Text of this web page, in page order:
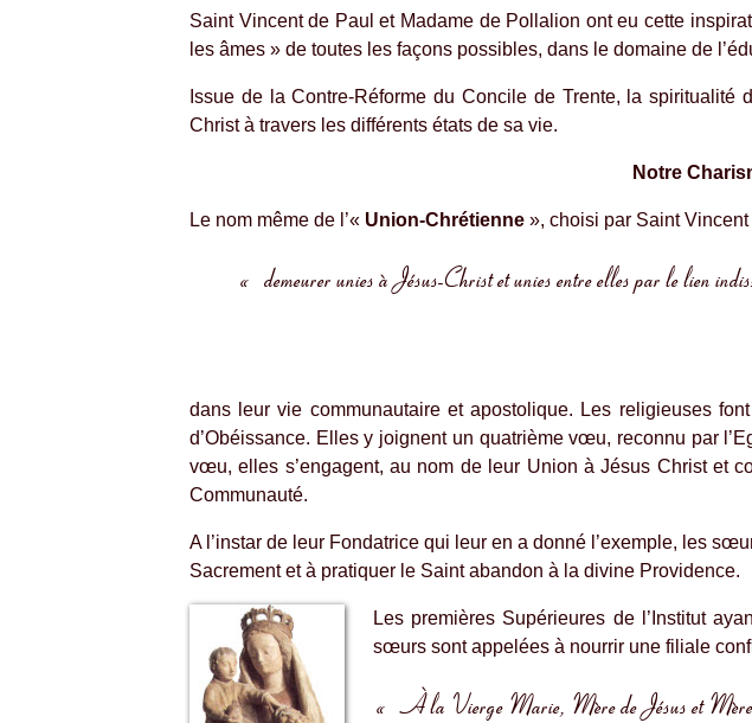
Saint Vincent de Paul et Madame de Pollalion ont eu cette
les âmes » de toutes les façons possibles, dans le domaine de
Issue de la Contre-Réforme du Concile de Trente, la spiritualité
Christ à travers les différents états de sa vie.
Notre
Le nom même de l’« Union-Chrétienne », choisi par Saint
« demeurer unies à Jésus-Christ et unies entre elles par le lien
dans leur vie communautaire et apostolique. Les religieuses
d’Obéissance. Elles y joignent un quatrième vœu, reconnu par
vœu, elles s’engagent, au nom de leur Union à Jésus Christ et
Communauté.
A l’instar de leur Fondatrice qui leur en a donné l’exemple, les
Sacrement et à pratiquer le Saint abandon à la divine Providence.
Les premières Supérieures de l’Institut
sœurs sont appelées à nourrir une filiale
« À la Vierge Marie, Mère de Jésus et Mère